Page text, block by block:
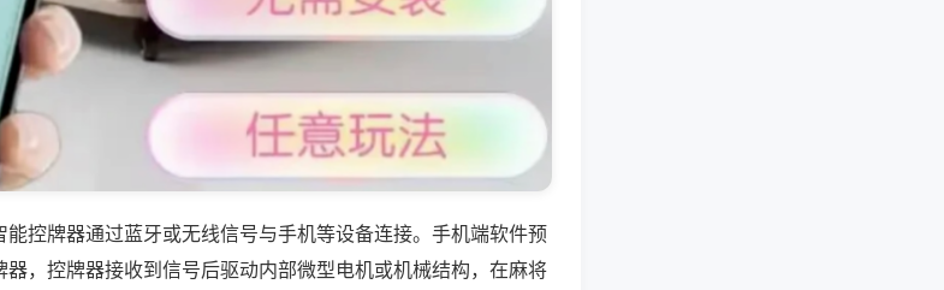
控牌器通过蓝牙或无线信号与手机等设备连接。手机端软件预
，控牌器接收到信号后驱动内部微型电机或机械结构，在麻将